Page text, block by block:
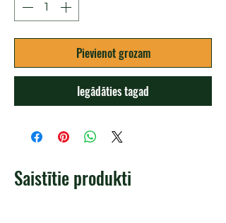
Pievienot grozam
Iegādāties tagad
Saistītie produkti